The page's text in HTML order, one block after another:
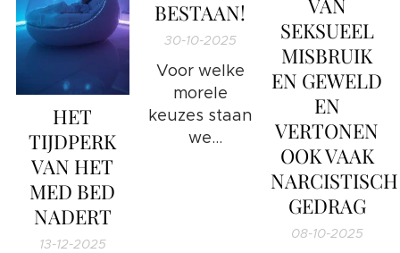
HET
TIJDPERK
VAN HET
MED BED
NADERT
13-12-2025
BESTAAN!
30-10-2025
Voor welke
morele
keuzes staan
we
VAN
SEKSUEEL
MISBRUIK
EN GEWELD
EN
VERTONEN
OOK VAAK
NARCISTISCH
GEDRAG
08-10-2025